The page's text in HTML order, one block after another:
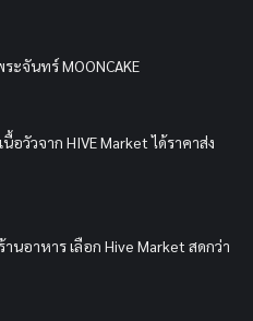
จันทร์ MOONCAKE
อวัวจาก HIVE Market ได้ราคาส่ง
านอาหาร เลือก Hive Market สดกว่า